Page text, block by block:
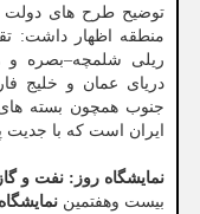
توضیح طرح های دولت
منطقه اظهار داشت:
ریلی شلمچه–بصره و
دریای عمان و خلیج
جنوب همچون بسته های
ایران است که با جدیت
نمایشگاه روز: نفت و گاز
بیست وهفتمین